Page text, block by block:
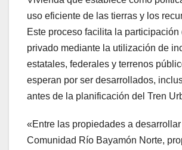
uso eficiente de las tierras y los
Este proceso facilita la participación
privado mediante la utilización de
estatales, federales y terrenos
esperan por ser desarrollados,
antes de la planificación del Tren
«Entre las propiedades a
Comunidad Río Bayamón Norte,